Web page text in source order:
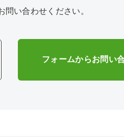
問い合わせください。
フォームからお問い